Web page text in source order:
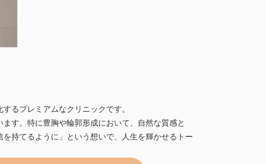
るプレミアムなクリニックです。
す。特に豊胸や輪郭形成において、自然な質感と
持てるように」という想いで、人生を輝かせるトー